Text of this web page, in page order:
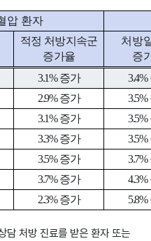
압 환자
적정 처방지속군
증가율
처방
증
3.1%증가 3.4%
2.9%증가 3.5%
3.1%증가 3.5%
3.3%증가 3.5%
3.5%증가 3.7%
3.7%증가 4.3%
2.3%증가 5.8%
담 처방 진료를 받은 환자 또는